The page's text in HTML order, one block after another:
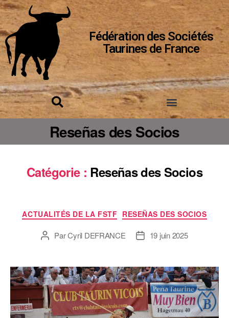
Fédération des Sociétés
Taurines de France
Reseñas des Socios
Catégorie : Reseñas des Socios
ACTUALITÉS DE LA FSTF RESEÑAS DES SOCIOS
ParCyril DEFRANCE 19 juin 2025